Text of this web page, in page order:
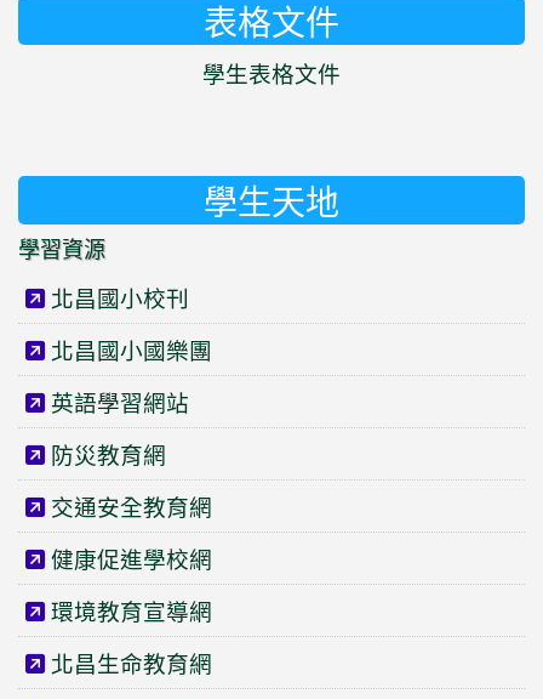
表格文件
學生表格文件
學生天地
學習資源
北昌國小校刊
北昌國小國樂團
英語學習網站
防災教育網
交通安全教育網
健康促進學校網
環境教育宣導網
北昌生命教育網